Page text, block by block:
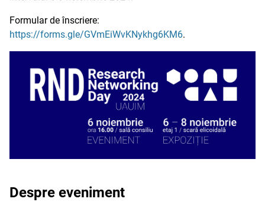
Formular de înscriere:
https://forms.gle/GVmEiWvKNykhg6KM6.
Despre eveniment